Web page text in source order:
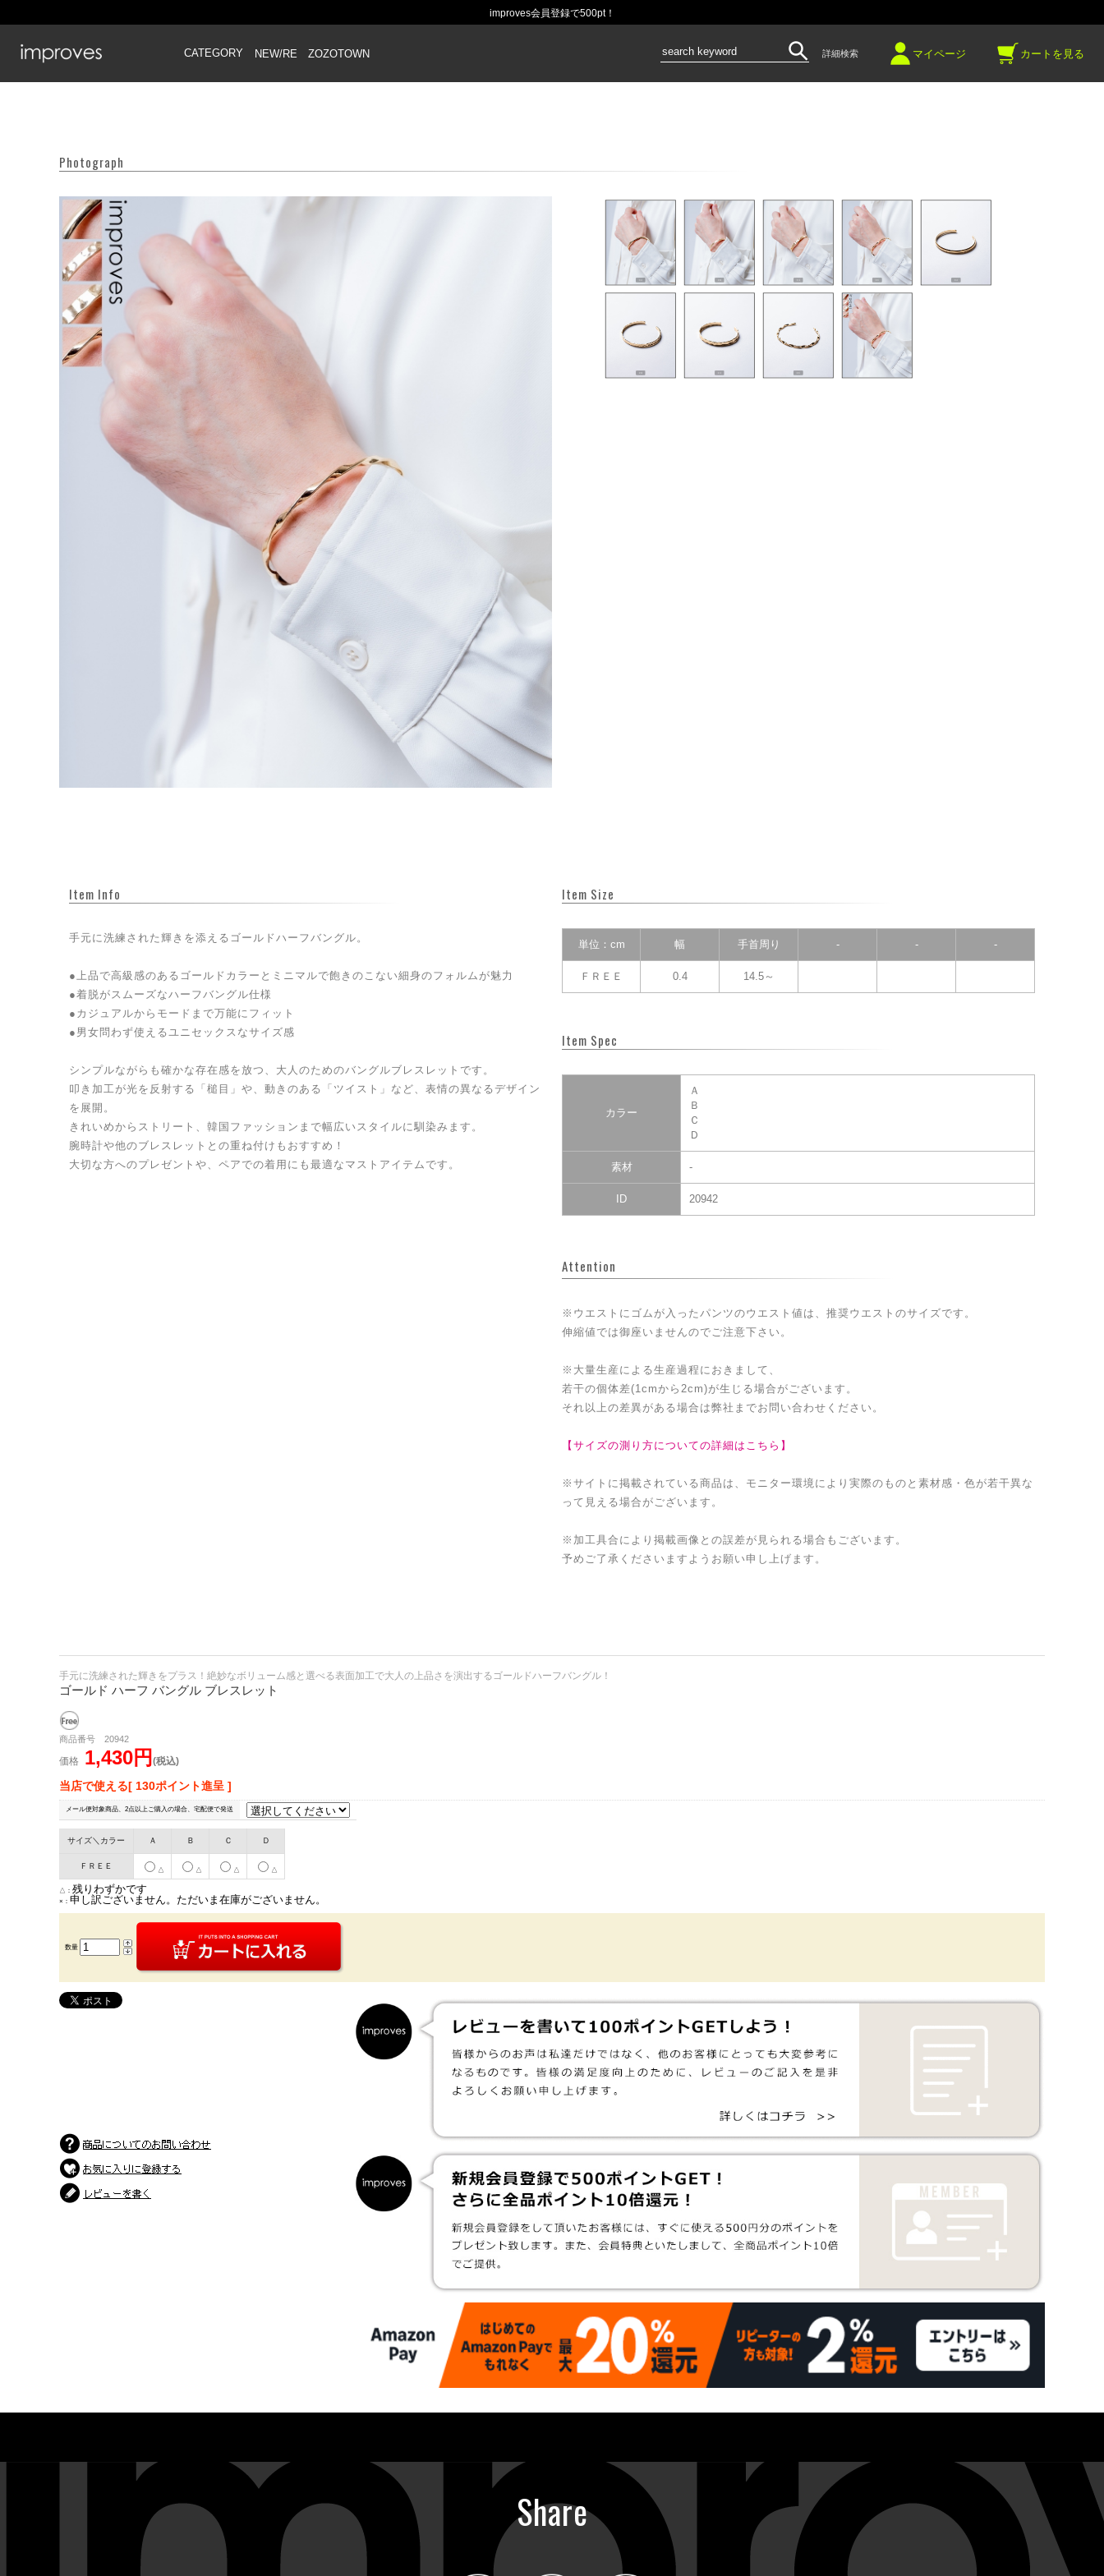
improves会員登録で500pt！
CATEGORY NEW/RE ZOZOTOWN 詳細検索 マイページ カートを見る
Photograph
Item Info
手元に洗練された輝きを添えるゴールドハーフバングル。
●上品で高級感のあるゴールドカラーとミニマルで飽きのこない細身のフォルムが魅力
●着脱がスムーズなハーフバングル仕様
●カジュアルからモードまで万能にフィット
●男女問わず使えるユニセックスなサイズ感
シンプルながらも確かな存在感を放つ、大人のためのバングルブレスレットです。
叩き加工が光を反射する「槌目」や、動きのある「ツイスト」など、表情の異なるデザイン
を展開。
きれいめからストリート、韓国ファッションまで幅広いスタイルに馴染みます。
腕時計や他のブレスレットとの重ね付けもおすすめ！
大切な方へのプレゼントや、ペアでの着用にも最適なマストアイテムです。
Item Size
単位：cm 幅 手首周り - - -
ＦＲＥＥ 0.4 14.5～
Item Spec
カラー
Ａ
Ｂ
Ｃ
Ｄ
素材 -
ID 20942
Attention
※ウエストにゴムが入ったパンツのウエスト値は、推奨ウエストのサイズです。
伸縮値では御座いませんのでご注意下さい。
※大量生産による生産過程におきまして、
若干の個体差(1cmから2cm)が生じる場合がございます。
それ以上の差異がある場合は弊社までお問い合わせください。
【サイズの測り方についての詳細はこちら】
※サイトに掲載されている商品は、モニター環境により実際のものと素材感・色が若干異な
って見える場合がございます。
※加工具合により掲載画像との誤差が見られる場合もございます。
予めご了承くださいますようお願い申し上げます。
手元に洗練された輝きをプラス！絶妙なボリューム感と選べる表面加工で大人の上品さを演出するゴールドハーフバングル！
ゴールド ハーフ バングル ブレスレット
商品番号 20942
価格 1,430円 (税込)
当店で使える[ 130ポイント進呈 ]
メール便対象商品、2点以上ご購入の場合、宅配便で発送
サイズ＼カラー Ａ Ｂ Ｃ Ｄ
ＦＲＥＥ △ △ △ △
△： 残りわずかです
×： 申し訳ございません。ただいま在庫がございません。
数量
Share